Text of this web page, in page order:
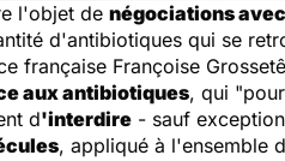
l'objet de négociations
d'antibiotiques qui se
française Françoise
aux antibiotiques, qui "
d'interdire - sauf
, appliqué à l'ensemble